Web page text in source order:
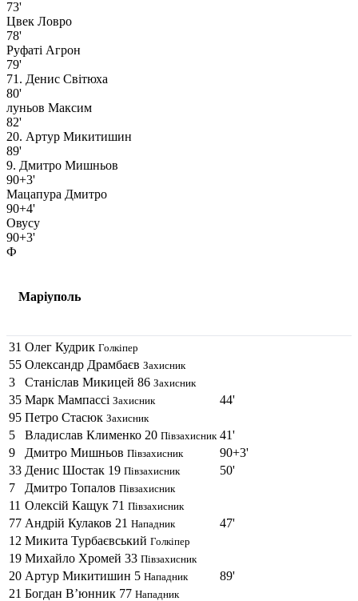
73'
Цвек Ловро
78'
Руфаті Агрон
79'
71. Денис Світюха
80'
луньов Максим
82'
20. Артур Микитишин
89'
9. Дмитро Мишньов
90+3'
Мацапура Дмитро
90+4'
Овусу
90+3'
Ф
Маріуполь
31 Олег Кудрик Голкіпер
55 Олександр Драмбаєв Захисник
3 Станіслав Микицей 86 Захисник
35 Марк Мампассi Захисник
44'
95 Петро Стасюк Захисник
5 Владислав Клименко 20 Півзахисник 41'
9
Дмитро Мишньов Півзахисник
90+3'
33 Денис Шостак 19 Півзахисник
50'
7
Дмитро Топалов Півзахисник
11 Олексій Кащук 71 Півзахисник
77 Андрій Кулаков 21 Нападник
47'
12 Микита Турбаєвський Голкіпер
19 Михайло Хромей 33 Півзахисник
20 Артур Микитишин 5 Нападник
89'
21 Богдан В’юнник 77 Нападник